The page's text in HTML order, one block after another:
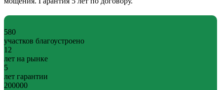
580
участков благоустроено
12
лет на рынке
5
лет гарантии
200000